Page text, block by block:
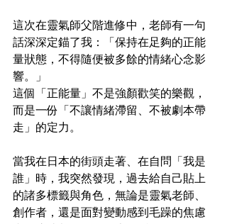
這次在靈氣師父階進修中，老師有一句
話深深定錨了我：「保持在足夠的正能
量狀態，不得隨便被多餘的情緒心念影
響。」
這個「正能量」不是強顏歡笑的樂觀，
而是一份「不讓情緒滯留、不被劇本帶
走」的定力。
當我在日本的街頭走著、在自問「我是
誰」時，我突然發現，過去給自己貼上
的諸多標籤與角色，無論是靈氣老師、
創作者，還是面對變動感到毛躁的焦慮